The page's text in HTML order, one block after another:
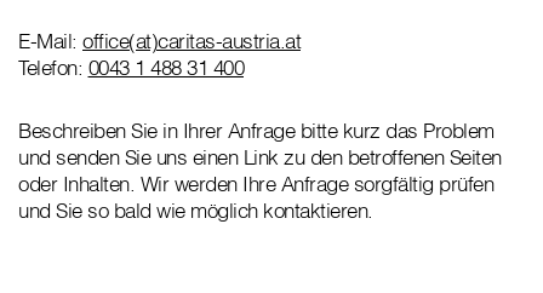
E-Mail: office(at)caritas-austria.at
Telefon: 0043 1 488 31 400
Beschreiben Sie in Ihrer Anfrage bitte kurz das Problem
und senden Sie uns einen Link zu den betroffenen Seiten
oder Inhalten. Wir werden Ihre Anfrage sorgfältig prüfen
und Sie so bald wie möglich kontaktieren.